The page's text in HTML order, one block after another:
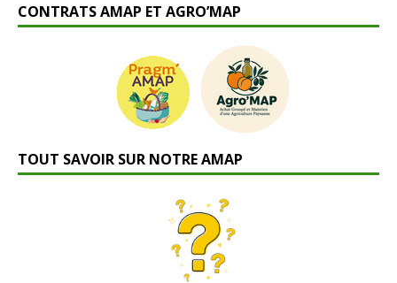
CONTRATS AMAP ET AGRO’MAP
TOUT SAVOIR SUR NOTRE AMAP